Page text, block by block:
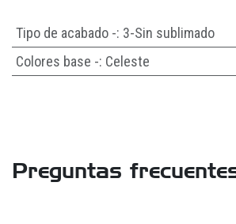
Tipo de acabado -: 3-Sin sublimado
Colores base -: Celeste
Preguntas